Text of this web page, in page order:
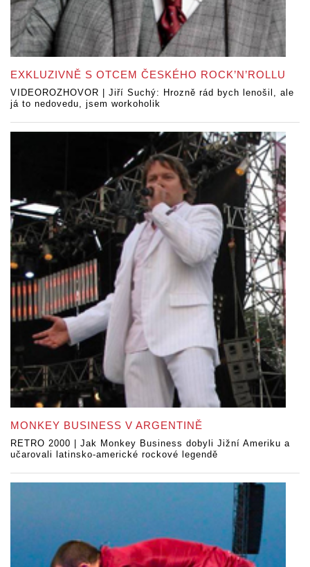
EXKLUZIVNĚ S OTCEM ČESKÉHO ROCK’N’ROLLU
VIDEOROZHOVOR | Jiří Suchý: Hrozně rád bych lenošil, ale
já to nedovedu, jsem workoholik
MONKEY BUSINESS V ARGENTINĚ
RETRO 2000 | Jak Monkey Business dobyli Jižní Ameriku a
učarovali latinsko-americké rockové legendě